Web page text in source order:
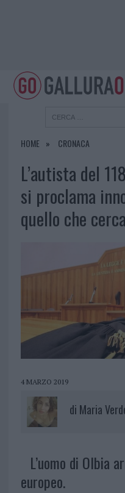
HOME CRONACA
L’autista del
si proclama
quello che
4 MARZO 2019
di Maria
L’uomo di Olbia
europeo.